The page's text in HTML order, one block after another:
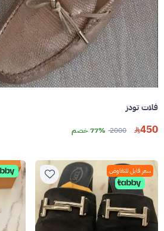
فلات تودز
450
2000 77% خصم
سعر قابل للتفاوض